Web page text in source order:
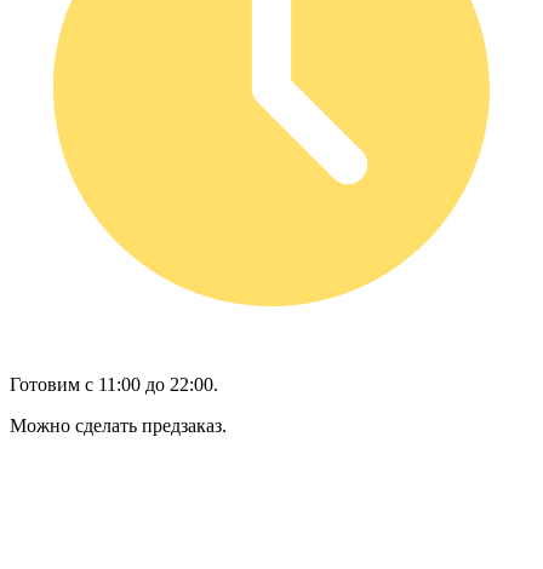
Готовим с 11:00 до 22:00.
Можно сделать предзаказ.